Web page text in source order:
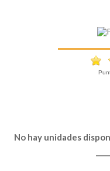
No hay unidades